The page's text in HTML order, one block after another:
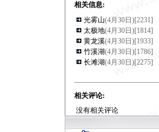
相关信息:
光雾山(4月30日)[2231]
太极地(4月30日)[1814]
黄龙溪(4月30日)[1933]
竹溪湖(4月30日)[1786]
长滩湖(4月30日)[2275]
相关评论:
没有相关评论